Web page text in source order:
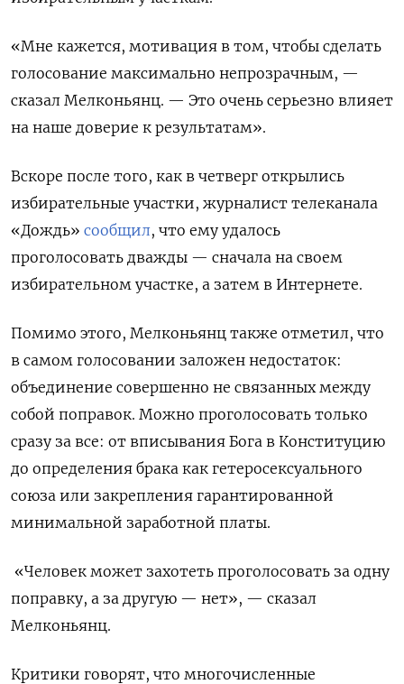
«Мне кажется, мотивация в том, чтобы сделать
голосование максимально непрозрачным, —
сказал Мелконьянц. — Это очень серьезно влияет
на наше доверие к результатам».
Вскоре после того, как в четверг открылись
избирательные участки, журналист телеканала
«Дождь» сообщил, что ему удалось
проголосовать дважды — сначала на своем
избирательном участке, а затем в Интернете.
Помимо этого, Мелконьянц также отметил, что
в самом голосовании заложен недостаток:
объединение совершенно не связанных между
собой поправок. Можно проголосовать только
сразу за все: от вписывания Бога в Конституцию
до определения брака как гетеросексуального
союза или закрепления гарантированной
минимальной заработной платы.
«Человек может захотеть проголосовать за одну
поправку, а за другую — нет», — сказал
Мелконьянц.
Критики говорят, что многочисленные